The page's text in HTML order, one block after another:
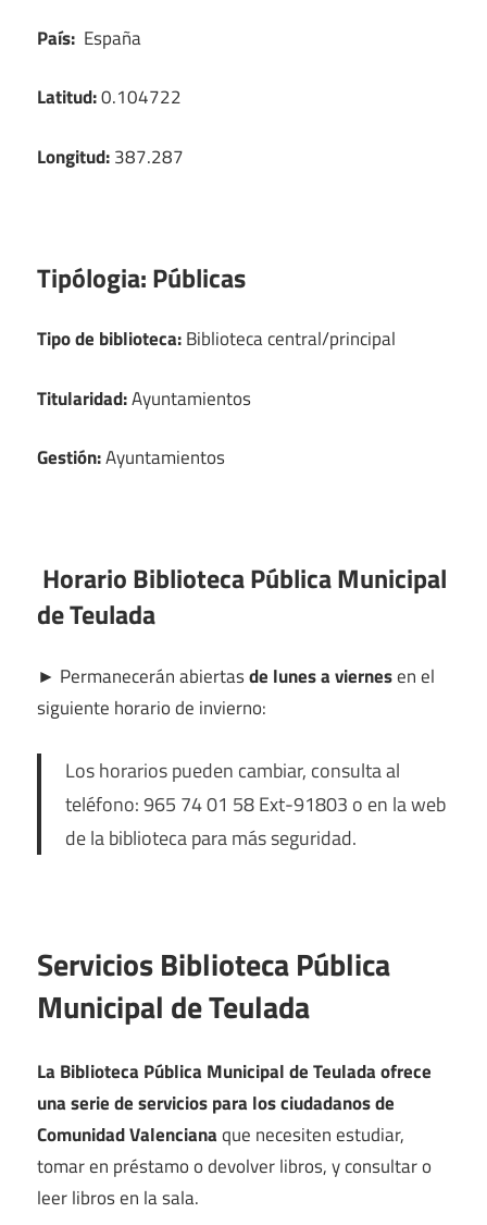
País: España
Latitud:0.104722
Longitud:387.287
Tipólogia:Públicas
Tipo de biblioteca:Biblioteca central/principal
Titularidad:Ayuntamientos
Gestión:Ayuntamientos
Horario Biblioteca Pública Municipal
de Teulada
► Permanecerán abiertasde lunes a viernesen el
siguiente horario de invierno:
Los horarios pueden cambiar, consulta al
teléfono: 965 74 01 58 Ext-91803 o en la web
de la biblioteca para más seguridad.
Servicios Biblioteca Pública
Municipal de Teulada
La Biblioteca Pública Municipal de Teulada ofrece
una serie de servicios para los ciudadanos de
Comunidad Valencianaque necesiten estudiar,
tomar en préstamo o devolver libros, y consultar o
leer libros en la sala.